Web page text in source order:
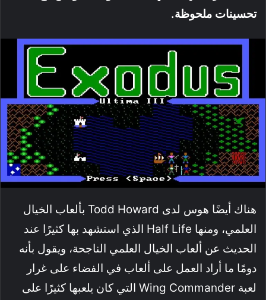
تحسينات ملحوظة.
هناك أيضًا هوس لدى Todd Howard بألعاب الخيال
العلمي، ومنها Half Life الذي استشهد بها كثيرًا عند
الحديث عن ألعاب الخيال العلمي الناجحة، ويقول بأنه
دومًا ما أراد العمل على ألعاب في الفضاء على غرار
لعبة Wing Commander التي كان يلعبها كثيرًا على